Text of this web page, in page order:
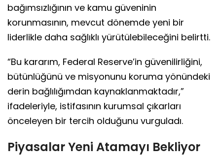
bağımsızlığının ve kamu güveninin
korunmasının, mevcut dönemde yeni bir
liderlikle daha sağlıklı yürütülebileceğini belirtti.
“Bu kararım, Federal Reserve’in güvenilirliğini,
bütünlüğünü ve misyonunu koruma yönündeki
derin bağlılığımdan kaynaklanmaktadır,”
ifadeleriyle, istifasının kurumsal çıkarları
önceleyen bir tercih olduğunu vurguladı.
Piyasalar Yeni Atamayı Bekliyor